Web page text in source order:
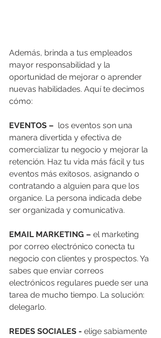
Además, brinda a tus empleados
mayor responsabilidad y la
oportunidad de mejorar o aprender
nuevas habilidades. Aquí te decimos
cómo:
EVENTOS –
  los eventos son una
manera divertida y efectiva de
comercializar tu negocio y mejorar la
retención. Haz tu vida más fácil y tus
eventos más exitosos, asignando o
contratando a alguien para que los
organice. La persona indicada debe
ser organizada y comunicativa.
EMAIL MARKETING – el marketing
por correo electrónico conecta tu
negocio con clientes y prospectos. Ya
sabes que enviar correos
electrónicos regulares puede ser una
tarea de mucho tiempo. La solución:
delegarlo.
REDES SOCIALES - elige sabiamente